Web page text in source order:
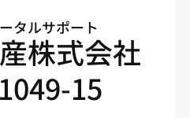
タルサポート
株式会社
15